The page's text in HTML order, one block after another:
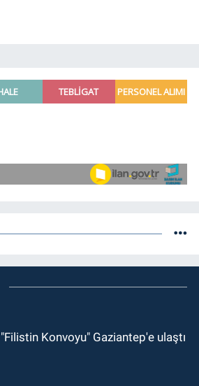
"Filistin Konvoyu" Gaziantep'e ulaştı